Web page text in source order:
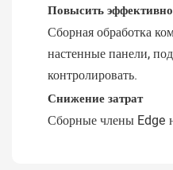
Повысить
Сборная обработка
настенные панели,
контролировать.
Снижение затрат
Сборные члены Edge